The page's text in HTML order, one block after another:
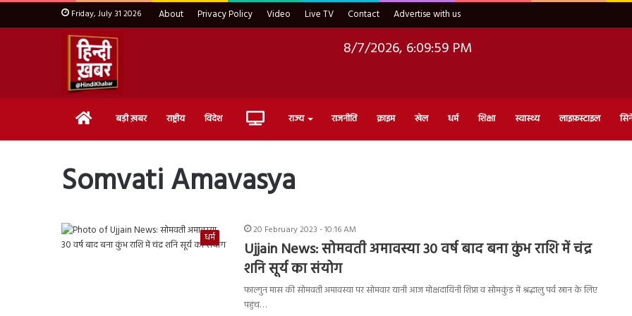
Friday, July 31 2026 About Privacy Policy Video Live TV Contact Advertise with us
8/7/2026, 6:10:00 PM
Home बड़ी ख़बर राष्ट्रीय विदेश Live राज्य राजनीति क्राइम खेल धर्म शिक्षा स्वास्थ्य लाइफ़स्टाइल
Somvati Amavasya
धर्म
20 February 2023 - 10:16 AM
Ujjain News: सोमवती अमावस्या 30 वर्ष बाद बना कुंभ राशि में चंद्र
शनि सूर्य का संयोग
फाल्गुन मास की सोमवती अमावस्या पर सोमवार यानी आज मोक्षदायिनी शिप्रा व सोमकुंड में श्रद्धालु पर्व स्नान के लिए
पहुंच…